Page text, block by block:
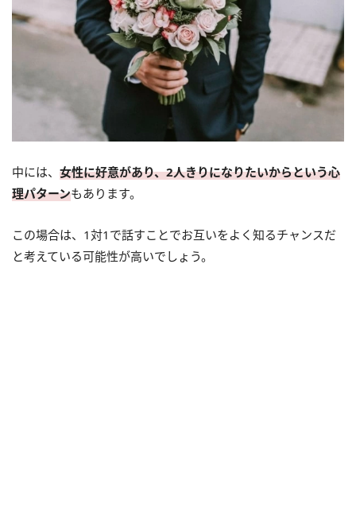
中には、 女性に好意があり、2人きりになりたいからという心
理パターンもあります。
この場合は、1対1で話すことでお互いをよく知るチャンスだ
と考えている可能性が高いでしょう。